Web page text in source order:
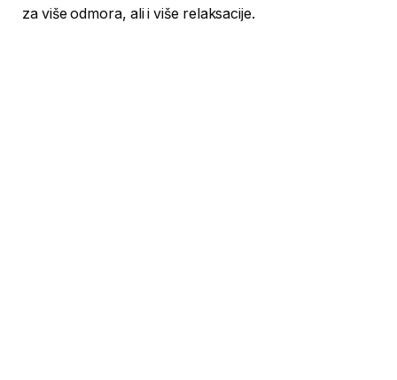
za više odmora, ali i više relaksacije.